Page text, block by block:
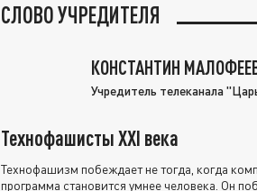
СЛОВО УЧРЕДИТЕЛЯ
КОНСТАНТИН
Учредитель телеканала
Технофашисты XXI века
Технофашизм побеждает не тогда, когда
программа становится умнее человека. Он